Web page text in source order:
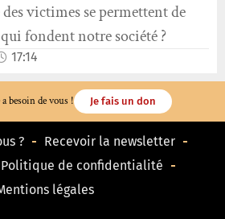
victimes se permettent de
fondent notre société ?
17:14
besoin de vous ! Je fais un don
?
Recevoir la newsletter
Politique de confidentialité
légales